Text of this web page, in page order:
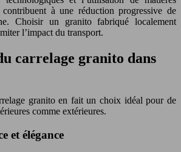
contribuent à une réduction progressive de
Choisir un granito fabriqué localement
l’impact du transport.
carrelage granito dans
granito en fait un choix idéal pour de
comme extérieures.
et élégance